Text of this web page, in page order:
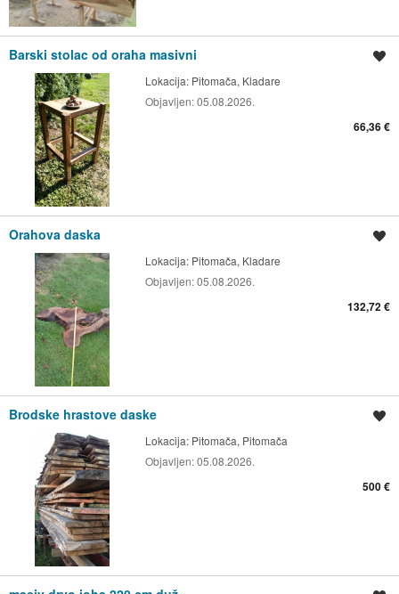
Barski stolac od oraha masivni
Lokacija: Pitomača, Kladare
Objavljen:05.08.2026.
66,36 €
Orahova daska
Lokacija: Pitomača, Kladare
Objavljen:05.08.2026.
132,72 €
Brodske hrastove daske
Lokacija: Pitomača, Pitomača
Objavljen:05.08.2026.
500 €